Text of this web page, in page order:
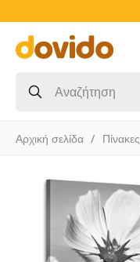
Αρχική σελίδα Πίνακες